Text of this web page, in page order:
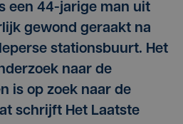
een 44-jarige man uit
gewond geraakt na
stationsbuurt. Het
naar de
is op zoek naar de
schrijft Het Laatste